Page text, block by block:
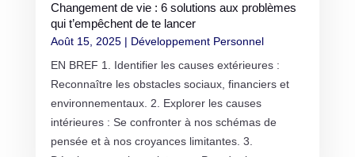
Changement de vie : 6 solutions aux problèmes
qui t’empêchent de te lancer
Août 15, 2025| Développement Personnel
EN BREF 1. Identifier les causes extérieures :
Reconnaître les obstacles sociaux, financiers et
environnementaux. 2. Explorer les causes
intérieures : Se confronter à nos schémas de
pensée et à nos croyances limitantes. 3.